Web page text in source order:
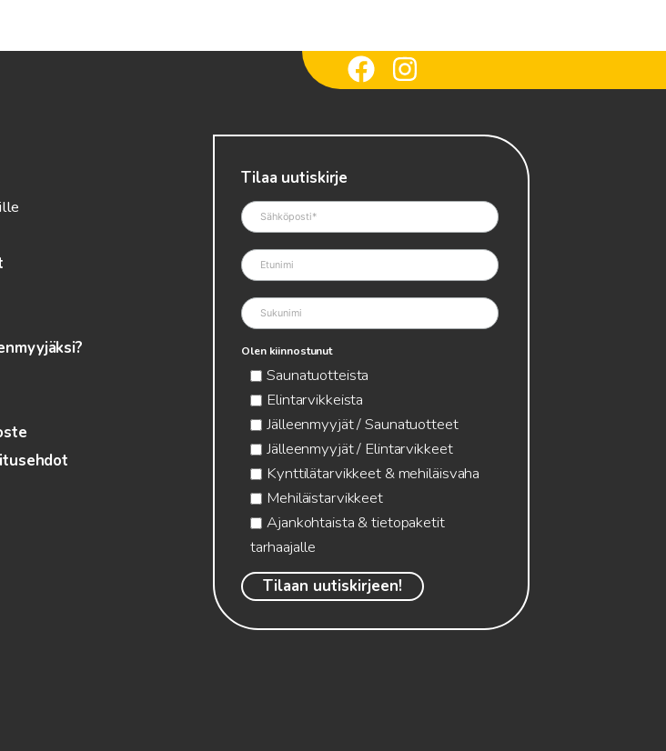
Tilaa uutiskirje
Olen kiinnostunut
Saunatuotteista
Elintarvikkeista
Jälleenmyyjät / Saunatuotteet
Jälleenmyyjät / Elintarvikkeet
Kynttilätarvikkeet & mehiläisvaha
Mehiläistarvikkeet
Ajankohtaista & tietopaketit
tarhaajalle